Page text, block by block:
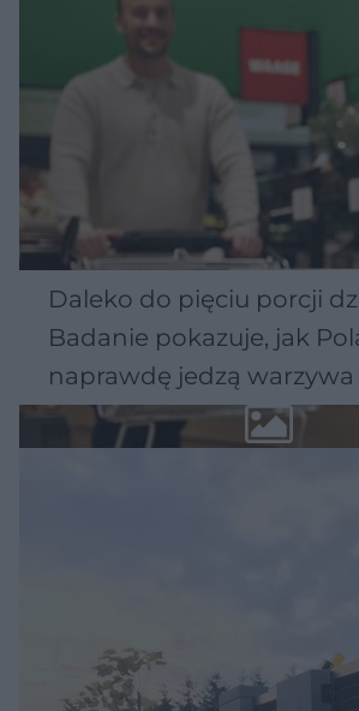
Daleko do pięciu porcji
Badanie pokazuje, jak
naprawdę jedzą